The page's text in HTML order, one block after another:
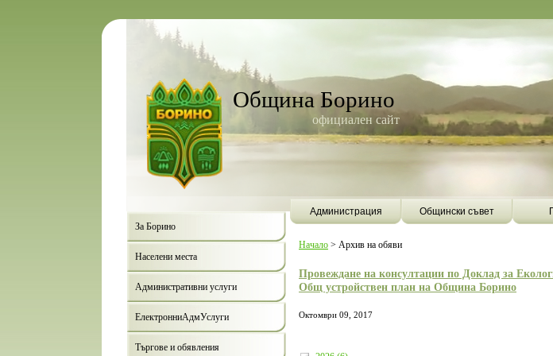
Община Борино
официален сайт
Администрация Общински съвет
За Борино
Населени места
Административни услуги
ЕлектронниАдмУслуги
Търгове и обявления
Начало > Архив на обяви
Провеждане на консултации по Доклад за
Общ устройствен план на Община Борино
Октомври 09, 2017